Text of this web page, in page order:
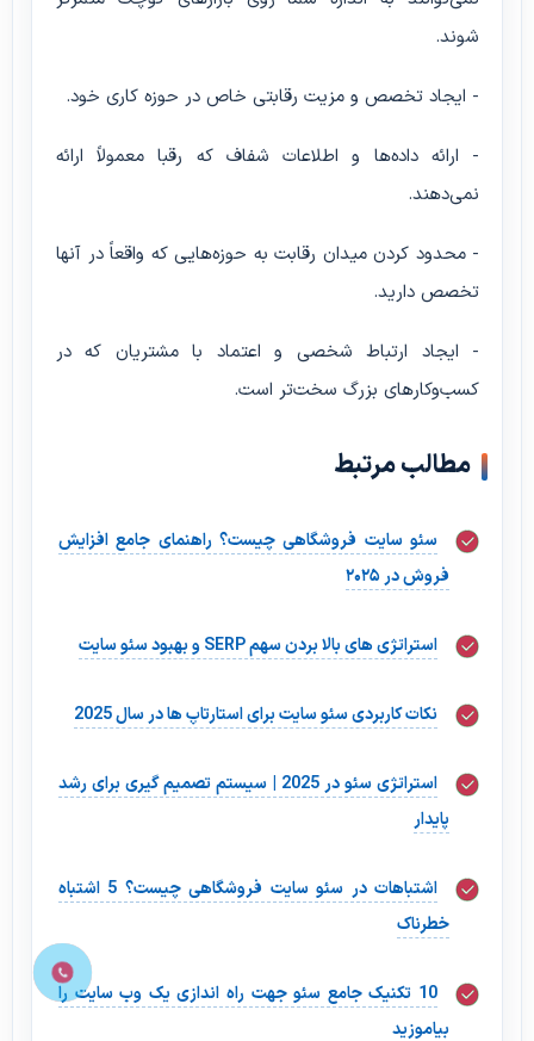
شوند.
- ایجاد تخصص و مزیت رقابتی خاص در حوزه کاری خود.
- ارائه داده‌ها و اطلاعات شفاف که رقبا معمولاً ارائه
نمی‌دهند.
- محدود کردن میدان رقابت به حوزه‌هایی که واقعاً در آنها
تخصص دارید.
- ایجاد ارتباط شخصی و اعتماد با مشتریان که در
کسب‌وکارهای بزرگ سخت‌تر است.
مطالب مرتبط
سئو سایت فروشگاهی چیست؟ راهنمای جامع افزایش
فروش در ۲۰۲۵
استراتژی های بالا بردن سهم SERP و بهبود سئو سایت
نکات کاربردی سئو سایت برای استارتاپ ها در سال 2025
استراتژی سئو در 2025 | سیستم تصمیم گیری برای رشد
پایدار
اشتباهات در سئو سایت فروشگاهی چیست؟ 5 اشتباه
خطرناک
10 تکنیک جامع سئو جهت راه اندازی یک وب سایت را
بیاموزید